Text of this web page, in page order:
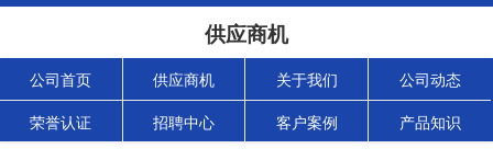
供应商机
公司首页 供应商机 关于我们 公司动态
荣誉认证 招聘中心 客户案例 产品知识